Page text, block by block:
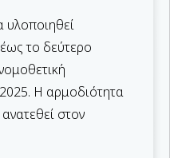
υλοποιηθεί
το δεύτερο
Η αρμοδιότητα
στον